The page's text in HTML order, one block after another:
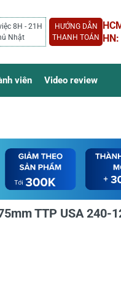
8H - 21H
Nhật
HƯỚNG DẪN
THANH TOÁN HN:
viên Video review
TTP USA 240-